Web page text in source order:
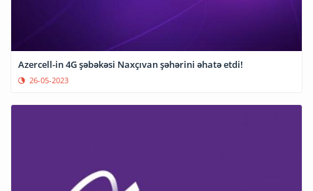
Azercell-in 4G şəbəkəsi Naxçıvan şəhərini əhatə etdi!
26-05-2023